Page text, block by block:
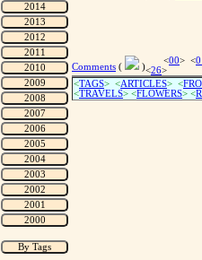
Comments ( )
<00> <
<26>
<TAGS> <ARTICLES> <
<TRAVELS> <FLOWERS> <